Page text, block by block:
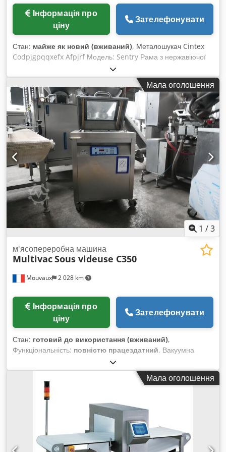
Регульовані швидкості обгортання
ціну
Зателефонувати
Стан: майже як новий (вживаний), Металошукач Cintex
Codpjgpqqxefx Afpjrf Модель: Sentry Рама з нержавіючої
сталі, розміри конвеєрної стрічки 900 мм x 150 мм, розмір
апертури 220 мм x 85 мм, відбраковка здійснюється
пневматичним видувом у бункер для відбраку, наявність
сигналізації, живлення 3 фази.
Мала оголошення
1 /3
Mouvaux 2 028 km
м'ясопереробна машина
MultivacSous videuse C350
ціну
Зателефонувати
Стан: готовий до використання (вживаний),
Функціональність: повністю працездатний, Вакуумна
пакувальна машина Multivac C350 ідеально підходить для
вимогливих професіоналів, які шукають ефективне та
довговічне рішення для пакування. Вона розроблена для
пакування широкого спектра продуктів — як твердих, так і
рідких — і поєднує в собі міцність і ефективність у форматі
настільної машини. Завдяки потужному насосу на 63 м³/год
вона забезпечує оптимальне вакуумування, що продовжує
свіжість і термін придатності продукції. Ця модель пропонує
додаткову гнучкість завдяки поворотним коліщатам і
Мала оголошення